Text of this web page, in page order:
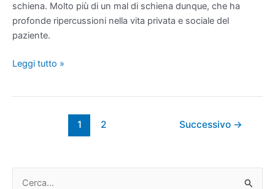
schiena. Molto più di un mal di schiena dunque, che ha
profonde ripercussioni nella vita privata e sociale del
paziente.
Leggi tutto »
1 2 Successivo →